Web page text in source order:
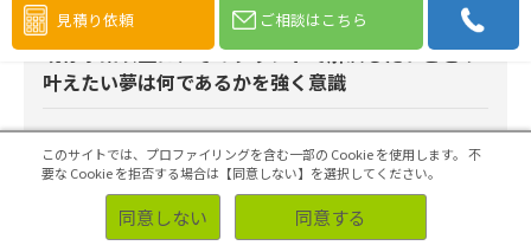
既存事業以上に、そのブランドで解決したいことや
叶えたい夢は何であるかを強く意識
新規事業でペルソナを設定していくときには、既存
事業以上に、そのブランドで解決したいことや叶え
たい夢は何であるかを
強く意識する必要
見積り依頼 ご相談はこちら
このサイトでは、プロファイリングを含む一部の Cookie を使用します。 不
要な Cookie を拒否する場合は【同意しない】を選択してください。
同意しない 同意する